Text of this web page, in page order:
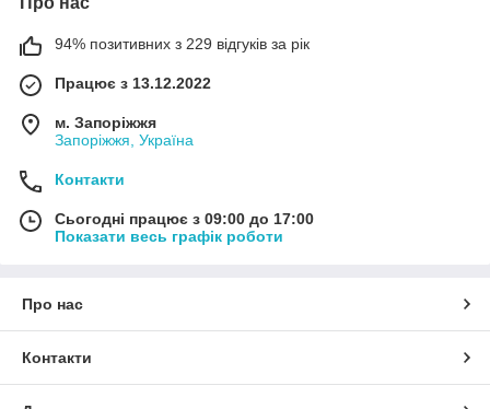
94% позитивних з 229 відгуків за рік
Працює з 13.12.2022
м. Запоріжжя
Запоріжжя, Україна
Контакти
Сьогодні працює з 09:00 до 17:00
Показати весь графік роботи
Про нас
Контакти